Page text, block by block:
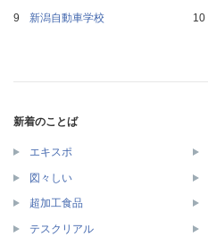
新潟自動車学校
新着のことば
エキスポ
図々しい
超加工食品
テスクリアル